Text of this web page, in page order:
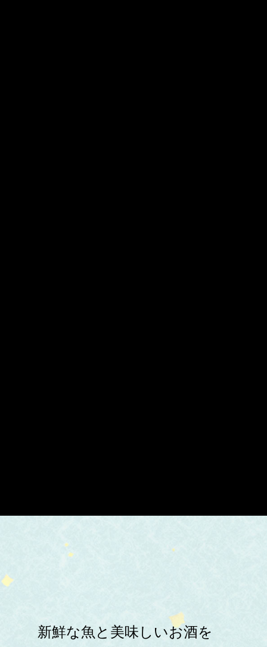
新鮮な魚と美味しいお酒を